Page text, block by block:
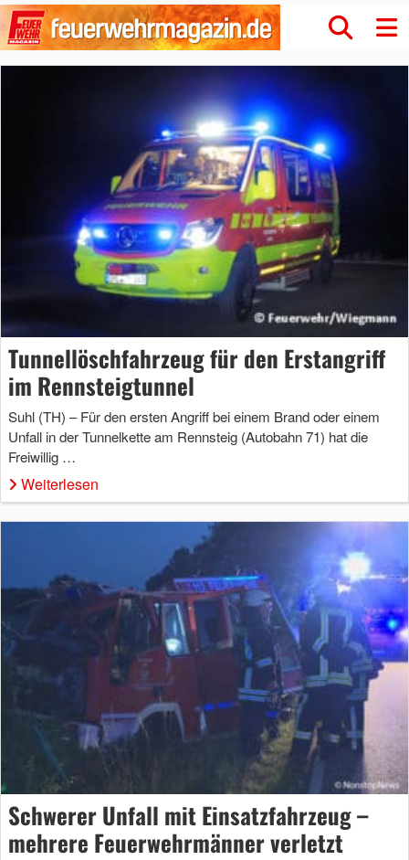
Tunnellöschfahrzeug für den Erstangriff
im Rennsteigtunnel
Suhl (TH) – Für den ersten Angriff bei einem Brand oder einem
Unfall in der Tunnelkette am Rennsteig (Autobahn 71) hat die
Freiwillig …
Weiterlesen
Schwerer Unfall mit Einsatzfahrzeug –
mehrere Feuerwehrmänner verletzt